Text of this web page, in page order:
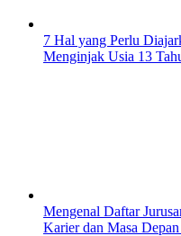
7 Hal yang Perlu
Menginjak Usia 13
Mengenal Daftar
Karier dan Masa Depan